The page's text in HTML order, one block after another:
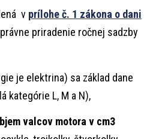
v prílohe č. 1 zákona o dani
priradenie ročnej sadzby
je elektrina) sa základ dane
kategórie L, M a N),
valcov motora v cm3